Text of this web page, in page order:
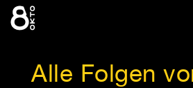
Zum
Inhalt
Alle Folgen